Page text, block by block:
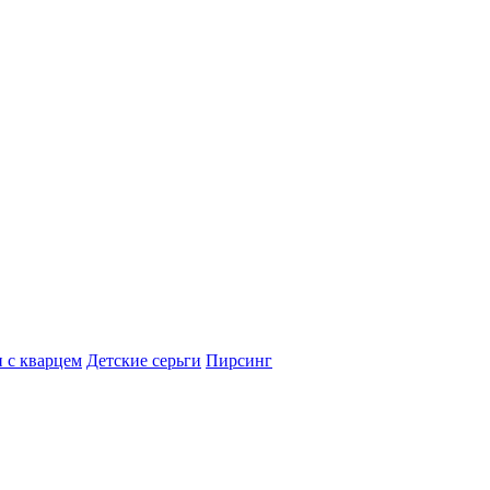
с кварцем Детские серьги Пирсинг